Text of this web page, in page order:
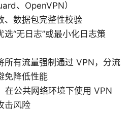
、OpenVPN）
、数据包完整性校验
选“无日志”或最小化日志策
所有流量强制通过 VPN，分流
免降低性能
在公共网络环境下使用 VPN
击风险